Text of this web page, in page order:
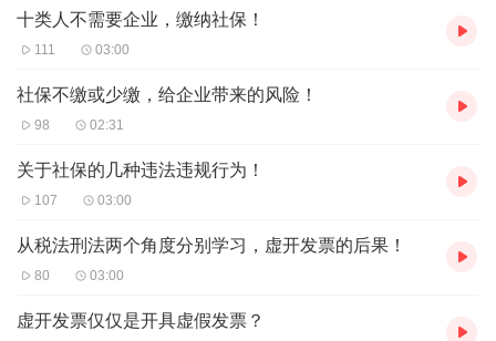
十类人不需要企业，缴纳社保！
111 03:00
社保不缴或少缴，给企业带来的风险！
98 02:31
关于社保的几种违法违规行为！
107 03:00
从税法刑法两个角度分别学习，虚开发票的后果！
80 03:00
虚开发票仅仅是开具虚假发票？